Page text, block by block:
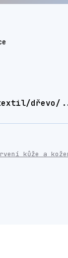
textil/dřevo/
kůže a